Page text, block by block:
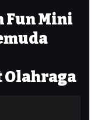
Fun Mini